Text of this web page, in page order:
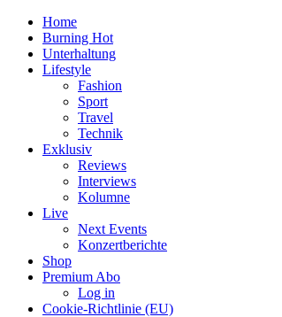
Home
Burning Hot
Unterhaltung
Lifestyle
Fashion
Sport
Travel
Technik
Exklusiv
Reviews
Interviews
Kolumne
Live
Next Events
Konzertberichte
Shop
Premium Abo
Log in
Cookie-Richtlinie (EU)